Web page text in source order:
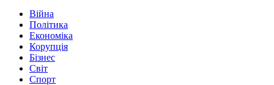
Війна
Політика
Економіка
Корупція
Бізнес
Світ
Спорт